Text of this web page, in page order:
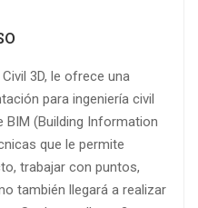
3D, le ofrece una
para ingeniería civil
BIM (Building Information
que le permite
trabajar con puntos,
también llegará a realizar